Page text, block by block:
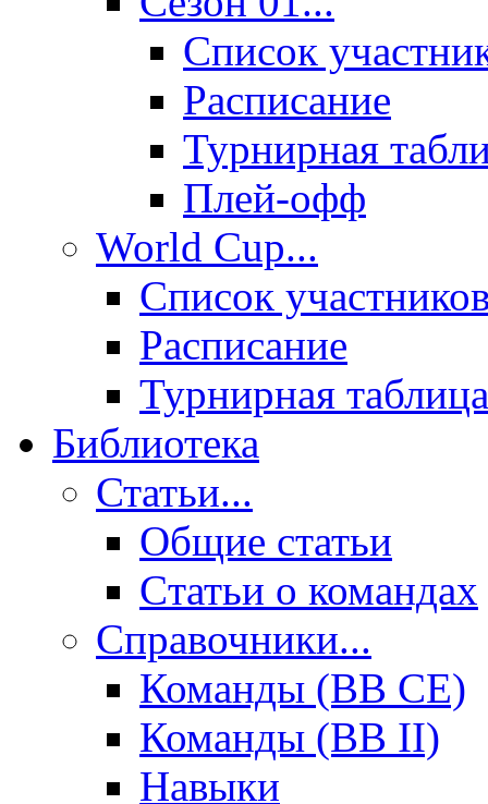
Список
Расписание
Турнирная
Плей-офф
World Cup...
Список
Расписание
Турнирная таблица
Библиотека
Статьи...
Общие статьи
Cтатьи о командах
Справочники...
Команды (BB CE)
Команды (BB II)
Навыки